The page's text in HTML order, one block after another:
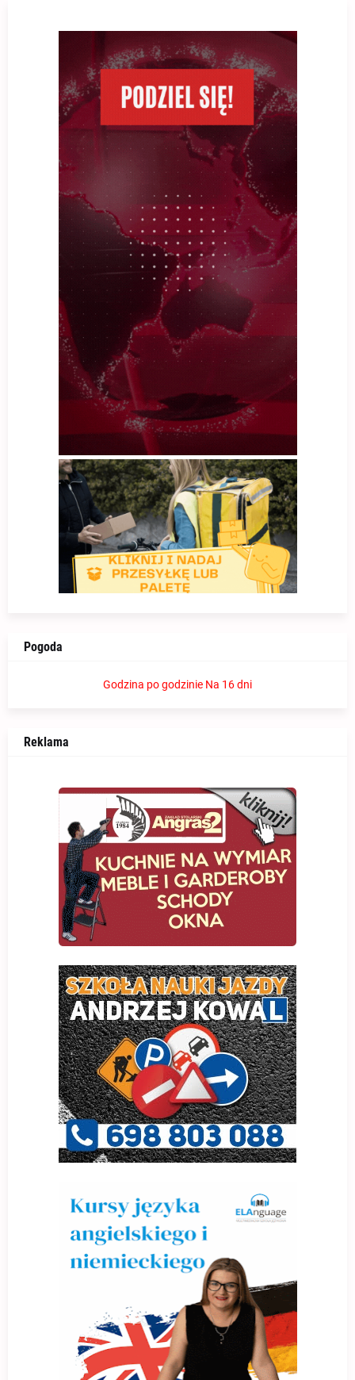
Pogoda
Godzina po godzinie Na 16 dni
Reklama